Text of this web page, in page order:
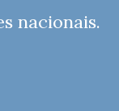
nacionais.